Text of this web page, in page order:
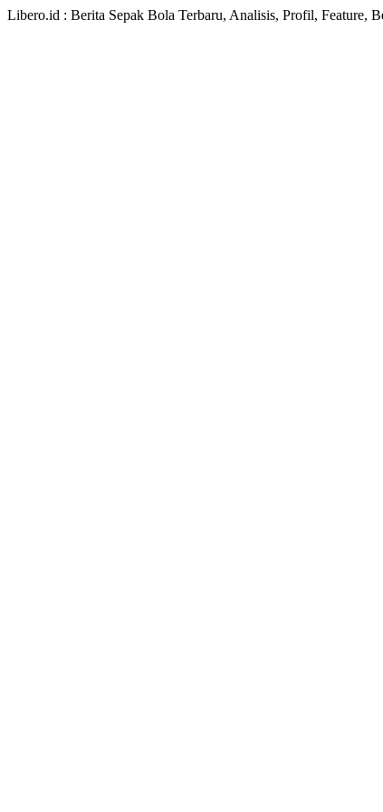
Libero.id : Berita Sepak Bola Terbaru, Analisis, Profil, Feature,